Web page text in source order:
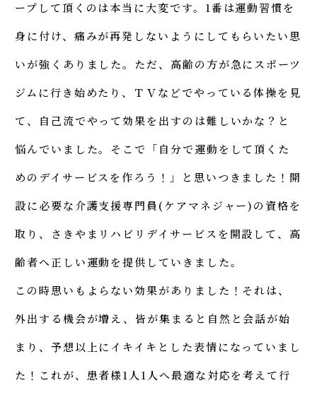
ープして頂くのは本当に大変です。1番は運動習慣を
身に付け、痛みが再発しないようにしてもらいたい思
いが強くありました。ただ、高齢の方が急にスポーツ
ジムに行き始めたり、ＴＶなどでやっている体操を見
て、自己流でやって効果を出すのは難しいかな？と
悩んでいました。そこで「自分で運動をして頂くた
めのデイサービスを作ろう！」と思いつきました！開
設に必要な介護支援専門員(ケアマネジャー)の資格を
取り、さきやまリハビリデイサービスを開設して、高
齢者へ正しい運動を提供していきました。
この時思いもよらない効果がありました！それは、
外出する機会が増え、皆が集まると自然と会話が始
まり、予想以上にイキイキとした表情になっていまし
た！これが、患者様1人1人へ最適な対応を考えて行